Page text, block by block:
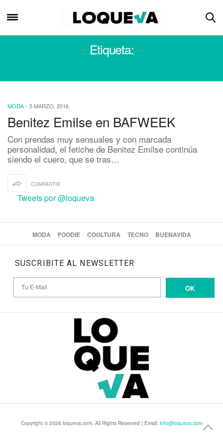
Etiqueta:
MODA - 5 MARZO, 2016
Benitez Emilse en BAFWEEK
Con prendas muy sensuales y con marcada
personalidad, el fetiche de Benitez Emilse continúa
siendo el cuero, que se tras…
COMPARTIR
Tweets por @loqueva
MODA FOODIE COOLTURA TECNO BUENAVIDA
SUSCRIBITE AL NEWSLETTER
OK
Copyright © 2026 loqueva.com. All Rights Reserved | Email: info@loqueva.com